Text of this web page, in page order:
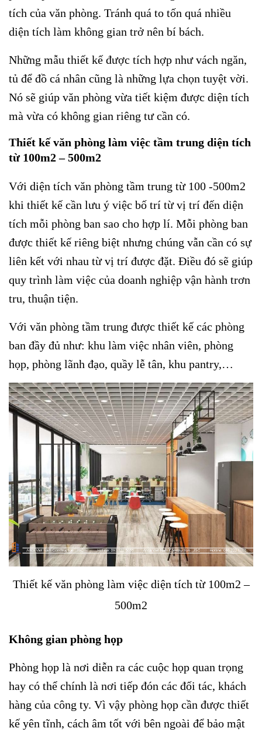
tích của văn phòng. Tránh quá to tốn quá nhiều
diện tích làm không gian trở nên bí bách.
Những mẫu thiết kế được tích hợp như vách ngăn,
tủ để đồ cá nhân cũng là những lựa chọn tuyệt vời.
Nó sẽ giúp văn phòng vừa tiết kiệm được diện tích
mà vừa có không gian riêng tư cần có.
Thiết kế văn phòng làm việc tầm trung diện tích
từ 100m2 – 500m2
Với diện tích văn phòng tầm trung từ 100 -500m2
khi thiết kế cần lưu ý việc bố trí từ vị trí đến diện
tích mỗi phòng ban sao cho hợp lí. Mỗi phòng ban
được thiết kế riêng biệt nhưng chúng vẫn cần có sự
liên kết với nhau từ vị trí được đặt. Điều đó sẽ giúp
quy trình làm việc của doanh nghiệp vận hành trơn
tru, thuận tiện.
Với văn phòng tầm trung được thiết kế các phòng
ban đầy đủ như: khu làm việc nhân viên, phòng
họp, phòng lãnh đạo, quầy lễ tân, khu pantry,…
Thiết kế văn phòng làm việc diện tích từ 100m2 –
500m2
Không gian phòng họp
Phòng họp là nơi diễn ra các cuộc họp quan trọng
hay có thể chính là nơi tiếp đón các đối tác, khách
hàng của công ty. Vì vậy phòng họp cần được thiết
kế yên tĩnh, cách âm tốt với bên ngoài để bảo mật